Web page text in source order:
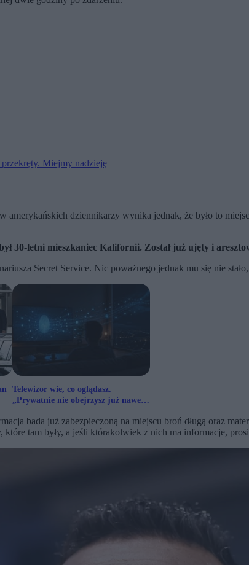
Miejmy nadzieję
amerykańskich dziennikarzy wynika jednak, że było to
30-letni mieszkaniec Kalifornii. Został już ujęty i
Secret Service. Nic poważnego jednak mu się nie
Telewizor wie, co oglądasz.
„Prywatnie nie obejrzysz już nawet
bada już zabezpieczoną na miejscu broń długą oraz
tam były, a jeśli którakolwiek z nich ma informacje,